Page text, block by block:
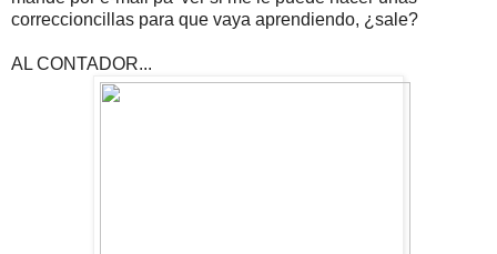
correccioncillas para que vaya aprendiendo, ¿sale?
AL CONTADOR...